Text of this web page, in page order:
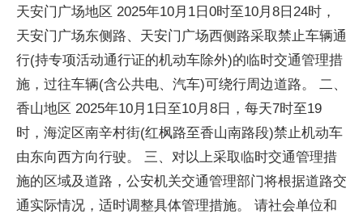
天安门广场地区 2025年10月1日0时至10月8日24时，
天安门广场东侧路、天安门广场西侧路采取禁止车辆通
行(持专项活动通行证的机动车除外)的临时交通管理措
施，过往车辆(含公共电、汽车)可绕行周边道路。 二、
香山地区 2025年10月1日至10月8日，每天7时至19
时，海淀区南辛村街(红枫路至香山南路段)禁止机动车
由东向西方向行驶。 三、对以上采取临时交通管理措
施的区域及道路，公安机关交通管理部门将根据道路交
通实际情况，适时调整具体管理措施。 请社会单位和